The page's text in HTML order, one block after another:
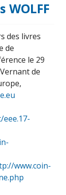
des livres
de
le 29
de
www.coin-